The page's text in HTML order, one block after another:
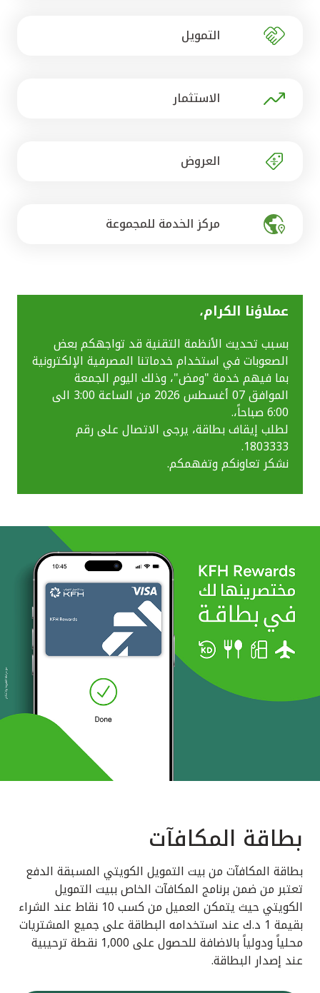
مصر
التمويل
الاستثمار
العروض
مركز الخدمة للمجموعة
عملاؤنا الكرام،
بسبب تحديث الأنظمة التقنية قد تواجهكم بعض
الصعوبات في استخدام خدماتنا المصرفية الإلكترونية
بما فيهم خدمة "ومض"، وذلك اليوم الجمعة
الموافق 07 أغسطس 2026 من الساعة 3:00 الى
6:00 صباحاً،.
لطلب إيقاف بطاقة، يرجى الاتصال على رقم
1803333.
نشكر تعاونكم وتفهمكم.
بطاقة المكافآت
بطاقة المكافآت من بيت التمويل الكويتي المسبقة الدفع
تعتبر من ضمن برنامج المكافآت الخاص ببيت التمويل
الكويتي حيث يتمكن العميل من كسب 10 نقاط عند الشراء
بقيمة 1 د.ك عند استخدامه البطاقة على جميع المشتريات
محلياً ودولياً بالاضافة للحصول على 1,000 نقطة ترحيبية
عند إصدار البطاقة.